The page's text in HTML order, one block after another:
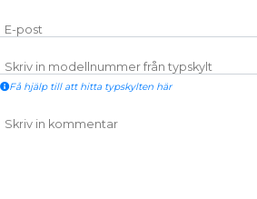
E-post
Skriv in modellnummer från typskylt
Få hjälp till att hitta typskylten här
Skriv in kommentar